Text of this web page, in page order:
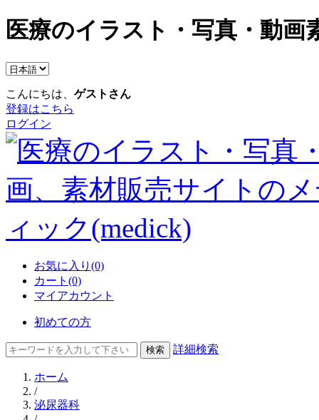
医療のイラスト・写真・動画
こんにちは、 ゲストさん
登録はこちら
ログイン
お気に入り(0)
カート(0)
マイアカウント
初めての方
詳細検索
ホーム
/
泌尿器科